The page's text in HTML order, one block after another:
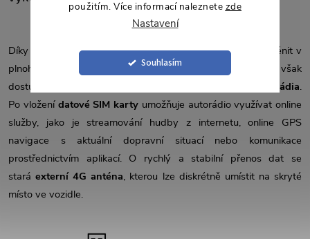
použitím. Více informací naleznete zde
Nastavení
Souhlasím
Díky podpoře 4G/LTE připojení se každá jízda může proměnit v
plnohodnotný online zážitek – tato funkce je však
dostupná
pouze u některých výkonnostních variant autorádia.
Po vložení datové SIM karty umožňuje autorádio využívat online
služby, jako je streamování hudby z internetu, online GPS
navigace s aktuální dopravní situací nebo komunikace
prostřednictvím aplikací. O rychlý a stabilní přenos dat se
stará externí 4G anténa, kterou lze diskrétně umístit na skryté
místo ve vozidle.